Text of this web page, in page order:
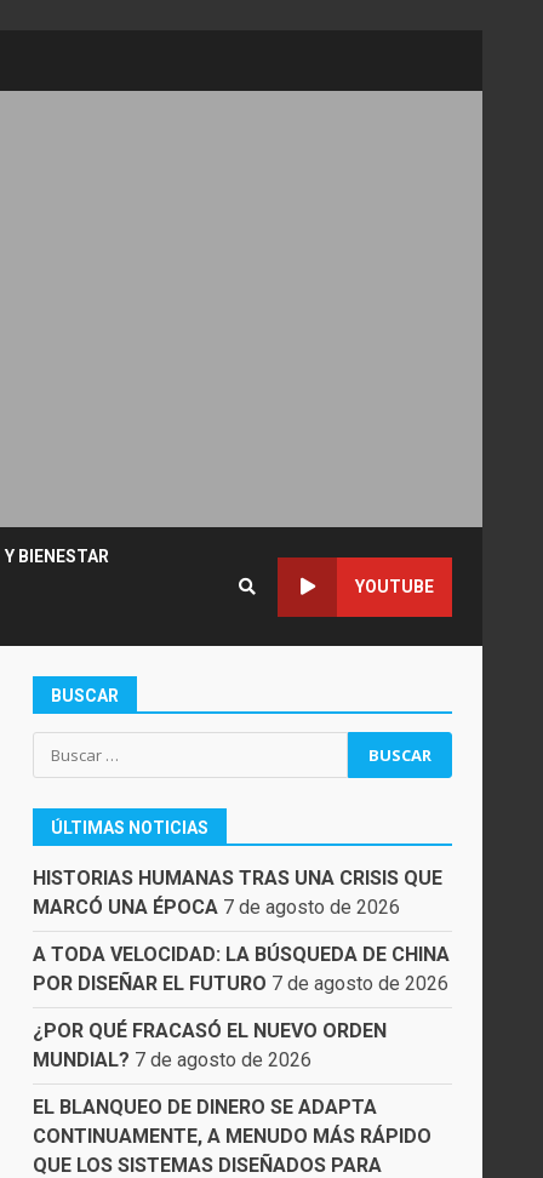
BIENESTAR
YOUTUBE
BUSCAR
Buscar:
ÚLTIMAS NOTICIAS
HISTORIAS HUMANAS TRAS UNA CRISIS QUE
MARCÓ UNA ÉPOCA 7 de agosto de 2026
A TODA VELOCIDAD: LA BÚSQUEDA DE CHINA
POR DISEÑAR EL FUTURO 7 de agosto de 2026
¿POR QUÉ FRACASÓ EL NUEVO ORDEN
MUNDIAL? 7 de agosto de 2026
EL BLANQUEO DE DINERO SE ADAPTA
CONTINUAMENTE, A MENUDO MÁS RÁPIDO
QUE LOS SISTEMAS DISEÑADOS PARA